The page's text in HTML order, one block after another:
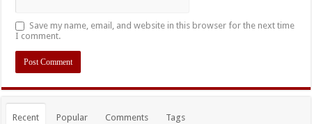
Save my name, email, and website in this browser for the next time
I comment.
Recent Popular Comments Tags